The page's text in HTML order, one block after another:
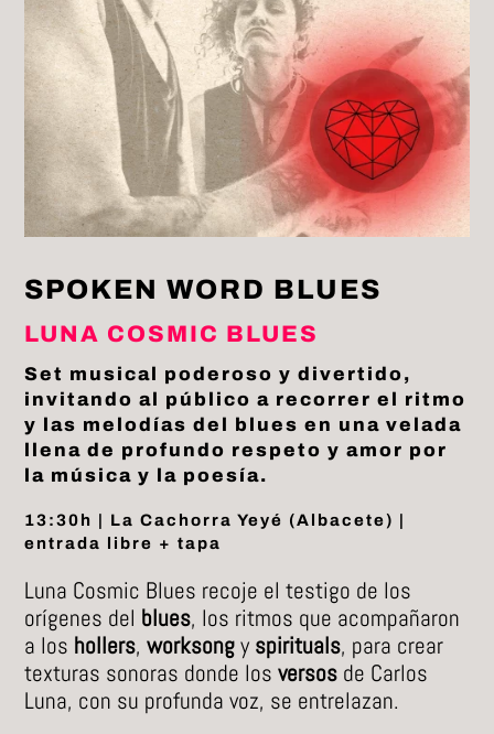
SPOKEN WORD BLUES
LUNA COSMIC BLUES
Set musical poderoso y divertido,
invitando al público a recorrer el ritmo
y las melodías del blues en una velada
llena de profundo respeto y amor por
la música y la poesía.
13:30h | La Cachorra Yeyé (Albacete) |
entrada libre + tapa
Luna Cosmic Blues recoje el testigo de los
orígenes del blues, los ritmos que acompañaron
a los hollers,worksongy spirituals, para crear
texturas sonoras donde losversos de Carlos
Luna, con su profunda voz, se entrelazan.